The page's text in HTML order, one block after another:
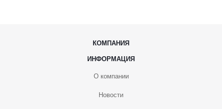
КОМПАНИЯ
ИНФОРМАЦИЯ
О компании
Новости